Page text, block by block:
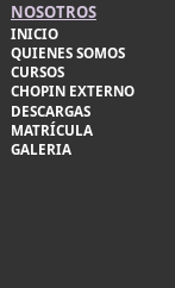
NOSOTROS
INICIO
QUIENES SOMOS
CURSOS
CHOPIN EXTERNO
DESCARGAS
MATRÍCULA
GALERIA